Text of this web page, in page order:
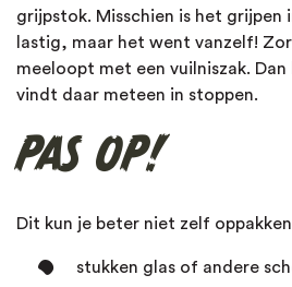
grijpstok. Misschien is het grijpen
lastig, maar het went vanzelf!
meeloopt met een vuilniszak.
vindt daar meteen in stoppen.
PAS OP!
Dit kun je beter niet zelf
stukken glas of andere
Rode panda
Schubdier
Sneeuwluipaard